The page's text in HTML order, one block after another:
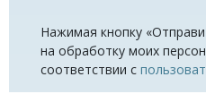
Нажимая кнопку
на обработку моих
соответствии с